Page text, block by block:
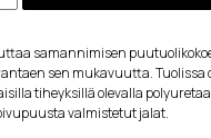
samannimisen
sen mukavuutta. Tuolissa
tiheyksillä olevalla
valmistetut jalat.